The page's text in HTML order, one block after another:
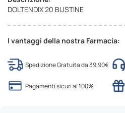
DOLTENDIX 20 BUSTINE
I vantaggi della nostra Farmacia:
Spedizione Gratuita da 39,90€
Pagamenti sicuri al 100%